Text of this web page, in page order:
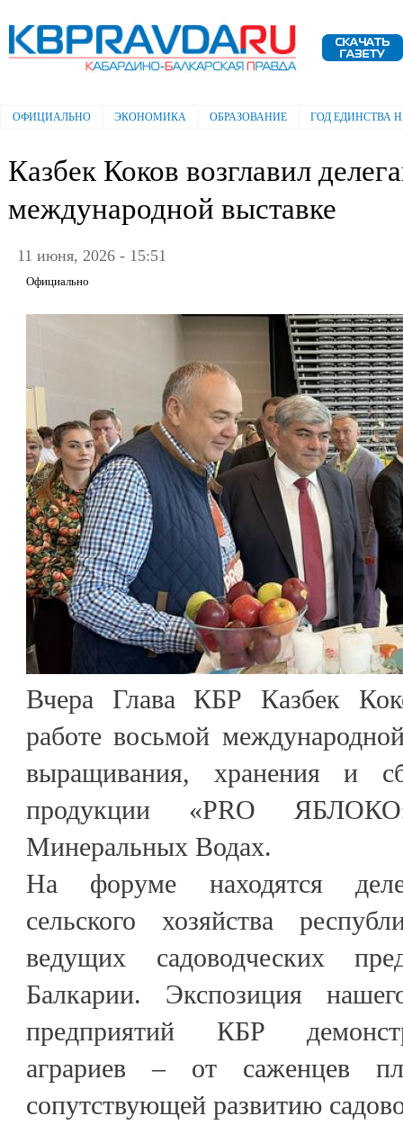
Электронная газета "Кабардино-
Балкарская правда"
Главное меню
ОФИЦИАЛЬНО ЭКОНОМИКА ОБРАЗОВАНИЕ ГОД ЕДИНСТВА
Казбек Коков возглавил
международной выставке
11 июня, 2026 - 15:51
Официально
Вчера Глава КБР Казбек
работе восьмой
выращивания, хранения и
продукции «PRO
Минеральных Водах.
На форуме находятся
сельского хозяйства
ведущих садоводческих
Балкарии. Экспозиция
предприятий КБР
аграриев – от саженцев
сопутствующей развитию